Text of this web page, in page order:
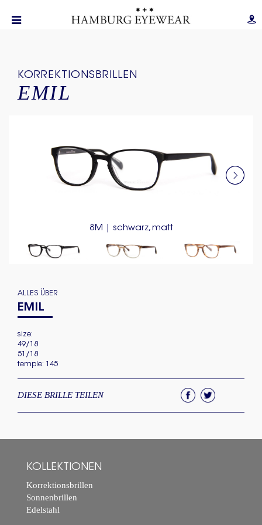
KORREKTIONSBRILLEN
EMIL
8M | schwarz, matt
ALLES ÜBER
EMIL
size:
49/18
51/18
temple: 145
DIESE BRILLE TEILEN
KOLLEKTIONEN
Korrektionsbrillen
Sonnenbrillen
Edelstahl